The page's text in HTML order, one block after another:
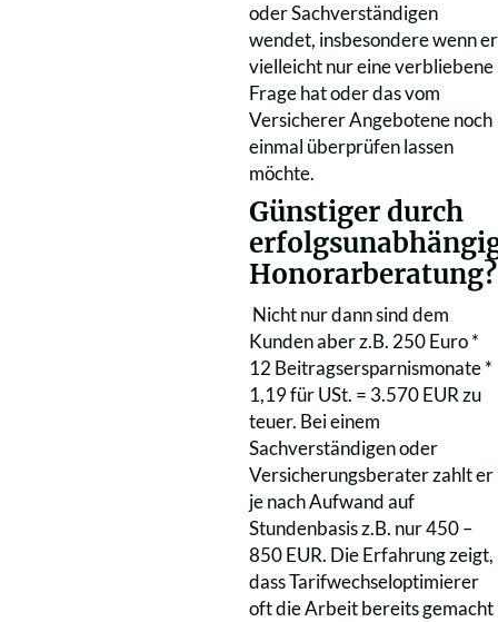
oder Sachverständigen
wendet, insbesondere wenn er
vielleicht nur eine verbliebene
Frage hat oder das vom
Versicherer Angebotene noch
einmal überprüfen lassen
möchte.
Günstiger durch
Honorarberatung?
Nicht nur dann sind dem
Kunden aber z.B. 250 Euro *
12 Beitragsersparnismonate *
1,19 für USt. = 3.570 EUR zu
teuer. Bei einem
Sachverständigen oder
Versicherungsberater zahlt er
je nach Aufwand auf
Stundenbasis z.B. nur 450 –
850 EUR. Die Erfahrung zeigt,
dass Tarifwechseloptimierer
oft die Arbeit bereits gemacht